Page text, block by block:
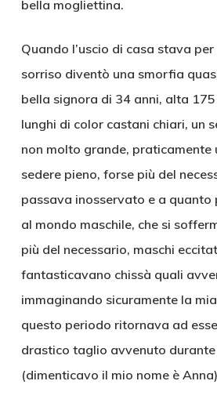
bella mogliettina.
Quando l’uscio di casa stava
sorriso diventò una smorfia
bella signora di 34 anni, alta
lunghi di color castani chiari, un
non molto grande, praticamente
sedere pieno, forse più del
passava inosservato e a
al mondo maschile, che si
più del necessario, maschi
fantasticavano chissà quali
immaginando sicuramente la
questo periodo ritornava ad
drastico taglio avvenuto durante
(dimenticavo il mio nome è